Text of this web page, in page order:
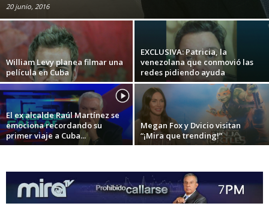
20 junio, 2016
William Levy planea filmar una
película en Cuba
EXCLUSIVA: Patricia, la
venezolana que conmovió las
redes pidiendo ayuda
El ex alcalde Raúl Martínez se
emociona recordando su
primer viaje a Cuba...
Megan Fox y Dvicio visitan
“¡Mira que trending!”
Celebra el día de las madres con Mira TV
Los fines de semana son de Mira TV